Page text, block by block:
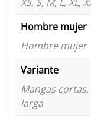
Hombre mujer
Hombre mujer
Variante
Mangas
larga